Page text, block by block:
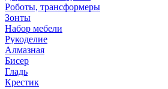
Роботы, трансформеры
Зонты
Набор мебели
Рукоделие
Алмазная
Бисер
Гладь
Крестик